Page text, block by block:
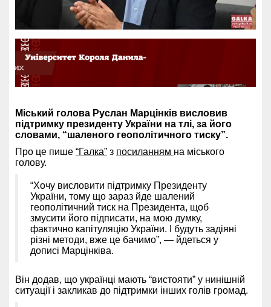
Міський голова Руслан Марцінків висловив
підтримку президенту України на тлі, за його
словами, “шаленого геополітичного тиску”.
Про це пише “Галка” з посиланням на міського
голову.
“Хочу висловити підтримку Президенту
України, тому що зараз йде шалений
геополітичний тиск на Президента, щоб
змусити його підписати, на мою думку,
фактично капітуляцію України. І будуть задіяні
різні методи, вже це бачимо”, — йдеться у
дописі Марцінківа.
Він додав, що українці мають “вистояти” у нинішній
ситуації і закликав до підтримки інших голів громад.